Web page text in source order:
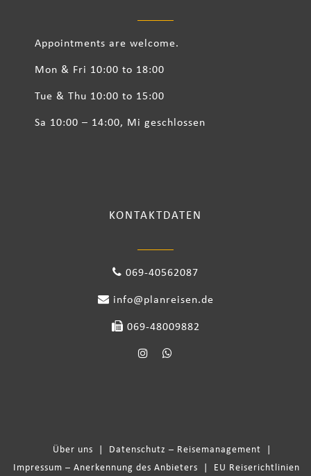
Appointments are welcome.
Mon & Fri 10:00 to 18:00
Tue & Thu 10:00 to 15:00
Sa 10:00 – 14:00, Mi geschlossen
KONTAKTDATEN
069-40562087
info@planreisen.de
069-48009882
Über uns Datenschutz – Reisemanagement
Impressum – Anerkennung des Anbieters
EU Reiserichtlinien